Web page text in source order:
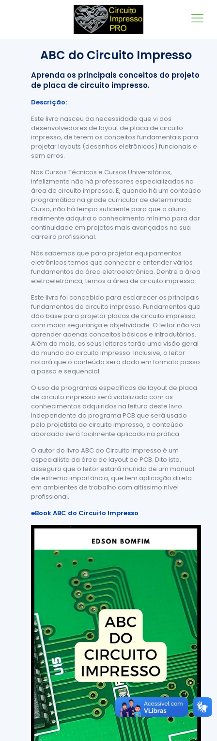
ABC do Circuito Impresso
Aprenda os principais conceitos do projeto
de placa de circuito impresso.
Descrição:
Este livro nasceu da necessidade que vi dos
desenvolvedores de layout de placa de circuito
impresso, de terem os conceitos fundamentais para
projetar layouts (desenhos eletrônicos) funcionais e
sem erros.
Nos Cursos Técnicos e Cursos Universitários,
infelizmente não há professores especializados na
área de circuito impresso. E, quando há um conteúdo
programático na grade curricular de determinado
Curso, não há tempo suficiente para que o aluno
realmente adquira o conhecimento mínimo para dar
continuidade em projetos mais avançados na sua
carreira profissional.
Nós sabemos que para projetar equipamentos
eletrônicos temos que conhecer e entender vários
fundamentos da área eletroeletrônica. Dentre a área
eletroeletrônica, temos a área de circuito impresso.
Este livro foi concebido para esclarecer os principais
fundamentos de circuito impresso. Fundamentos que
dão base para projetar placas de circuito impresso
com maior segurança e objetividade. O leitor não vai
aprender apenas conceitos básicos e introdutórios.
Além do mais, os seus leitores terão uma visão geral
do mundo do circuito impresso. Inclusive, o leitor
notará que o conteúdo será dado em formato passo
a passo e sequencial.
O uso de programas específicos de layout de placa
de circuito impresso será viabilizado com os
conhecimentos adquiridos na leitura deste livro.
Independente do programa PCB que será usado
pelo projetista de circuito impresso, o conteúdo
abordado será facilmente aplicado na prática.
O autor do livro ABC do Circuito Impresso é um
especialista da área de layout de PCB. Dito isto,
asseguro que o leitor estará munido de um manual
de extrema importância, que tem aplicação direta
em ambientes de trabalho com altíssimo nível
profissional.
eBook ABC do Circuito Impresso